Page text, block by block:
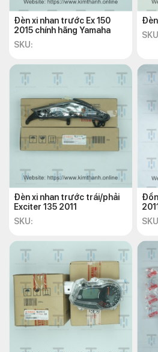
Đèn xi nhan trước Ex 150
2015 chính hãng Yamaha
SKU:
Đèn xi nhan trước trái/phải
Exciter 135 2011
SKU:
2011